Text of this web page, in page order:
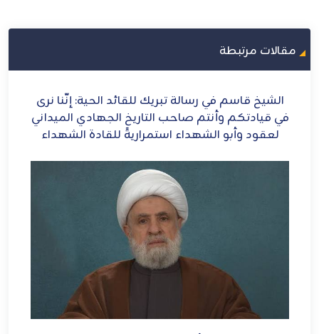
مقالات مرتبطة
إنَّنا نرى
الميداني
الشهداء
الشيخ قاسم: إيران أيقونة العزة والشرف
أنشطة ولقاءات